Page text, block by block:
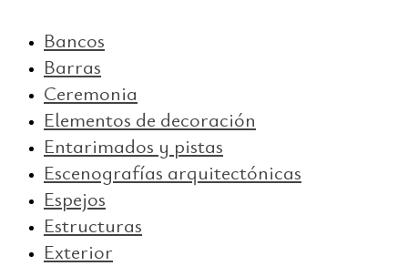
Bancos
Barras
Ceremonia
Elementos de decoración
Entarimados y pistas
Escenografías arquitectónicas
Espejos
Estructuras
Exterior